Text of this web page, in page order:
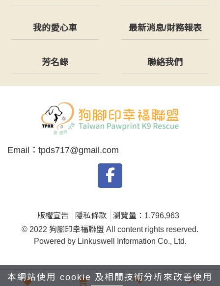
我的愛心車 最新消息/財務報表
芳名錄 聯絡我們
Email： tpds717@gmail.com
版權宣告 隱私條款
瀏覽量：1,796,963
© 2022 狗腳印幸福聯盟 All content rights reserved.
Powered by Linkuswell Information Co., Ltd.
本網站使用 cookie 及相關技術分析來改善使用